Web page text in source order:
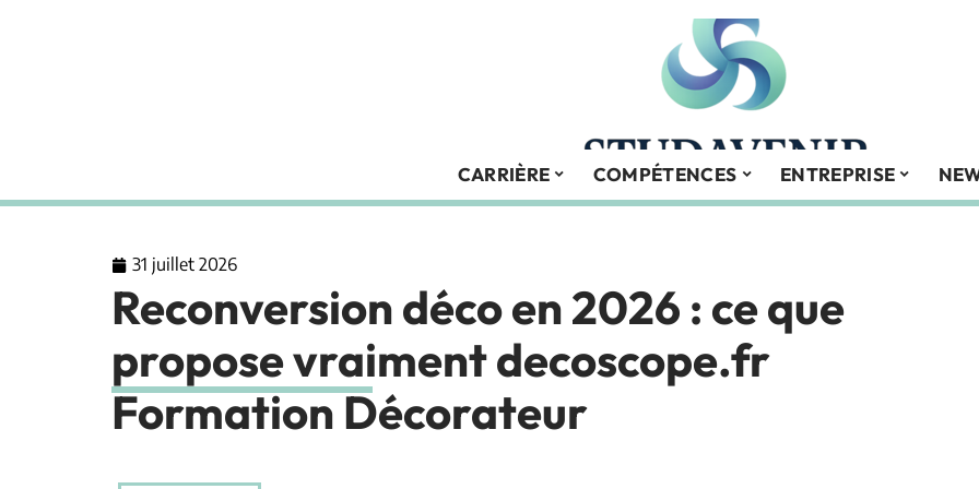
CARRIÈRE COMPÉTENCES ENTREPRISE
31 juillet 2026
Reconversion déco en 2026 : ce que
propose vraiment decoscope.fr
Formation Décorateur